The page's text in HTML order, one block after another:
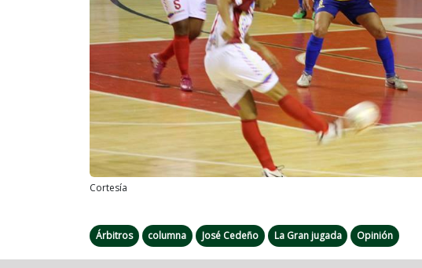
Cortesía
Previous
Árbitros columna José Cedeño La Gran jugada Opinión